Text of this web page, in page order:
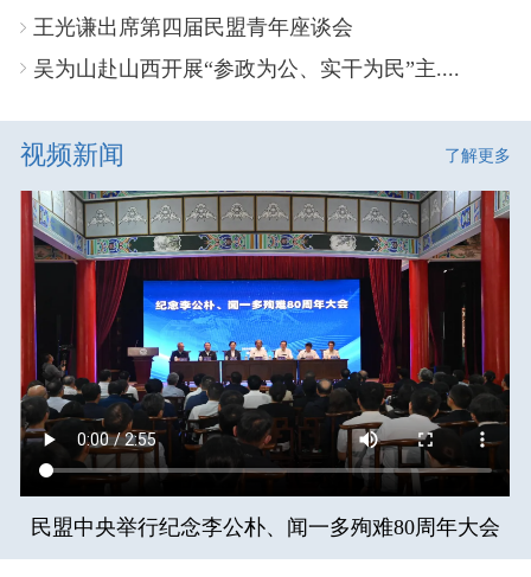
王光谦出席第四届民盟青年座谈会
吴为山赴山西开展“参政为公、实干为民”主....
视频新闻 了解更多
民盟中央举行纪念李公朴、闻一多殉难80周年大会